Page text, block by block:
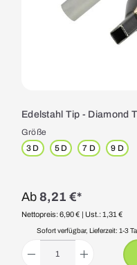
Edelstahl Tip - Diamond
Größe
3 D
5 D 7 D 9 D
Ab 8,21 €*
Nettopreis: 6,90 € | Ust.: 1,31 €
Sofort verfügbar, Lieferzeit: 1-3